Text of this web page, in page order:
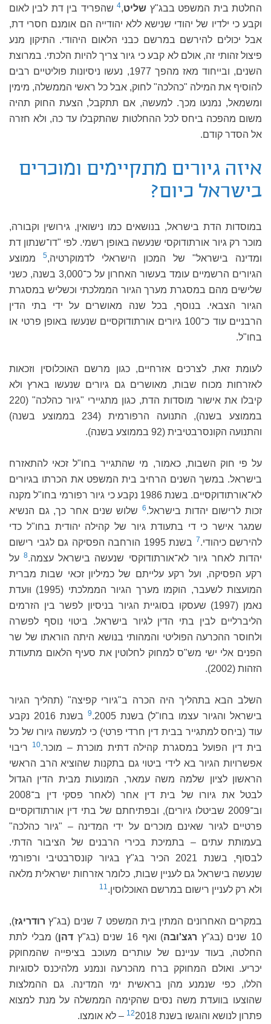
החלטת בית המשפט בבג"ץ שליט,
4שהפריד בין דת לבין לאום
וקבע כי ילדיו של יהודי שנישא ללא יהודייה הם אומנם חסרי דת,
אבל יכולים להירשם במרשם כבני הלאום היהודי. התיקון מנע
פיצול זהותי זה, אולם לא קבע כי גיור צריך להיות הלכתי. במרוצת
השנים, ובייחוד מאז מהפך 1977, נעשו ניסיונות פוליטיים רבים
להוסיף את המילה "כהלכה" לחוק, אבל כל ראשי הממשלה, מימין
ומשמאל, נמנעו מכך. למעשה, אם תתקבל, הצעת החוק תהיה
משום מהפכה ביחס לכל ההחלטות שהתקבלו עד כה, ולא חזרה
אל הסדר קודם.
איזה גיורים מתקיימים ומוכרים
בישראל כיום?
במוסדות הדת בישראל, בנושאים כמו נישואין, גירושין וקבורה,
מוכר רק גיור אורתודוקסי שנעשה באופן רשמי. לפי "דו־שנתון דת
ומדינה בישראל" של המכון הישראלי לדמוקרטיה,5
ממוצע
הגיורים הרשמיים עומד בעשור האחרון על כ־3,000 בשנה, כשני
שלישים מהם במסגרת מערך הגיור הממלכתי וכשליש במסגרת
הגיור הצבאי. בנוסף, בכל שנה מאושרים על ידי בתי הדין
הרבניים עוד כ־100 גיורים אורתודוקסיים שנעשו באופן פרטי או
בחו"ל.
לעומת זאת, לצרכים אזרחיים, כגון מרשם האוכלוסין וזכאות
לאזרחות מכוח שבות, מאושרים גם גיורים שנעשו בארץ ולא
קיבלו את אישור מוסדות הדת, כגון מתגיירי "גיור כהלכה" (220
בממוצע בשנה), התנועה הרפורמית (234 בממוצע בשנה)
והתנועה הקונסרבטיבית (92 בממוצע בשנה).
על פי חוק השבות, כאמור, מי שהתגייר בחו"ל זכאי להתאזרח
בישראל. במשך השנים הרחיב בית המשפט את הכרתו בגיורים
לא־אורתודוקסיים. בשנת 1986 נקבע כי גיור רפורמי בחו"ל מקנה
זכות לרישום יהדות בישראל.6 שלוש שנים אחר כך, גם הנשיא
שמגר אישר כי די בתעודת גיור של קהילה יהודית בחו"ל כדי
להירשם כיהודי.7
בשנת 1995 הורחבה הפסיקה גם לגבי רישום
יהדות לאחר גיור לא־אורתודוקסי שנעשה בישראל עצמה.8על
רקע הפסיקה, ועל רקע עלייתם של כמיליון זכאי שבות מברית
המועצות לשעבר, הוקמו מערך הגיור הממלכתי (1995) וּועדת
נאמן (1997) שעסקו בסוגיית הגיור בניסיון לפשר בין הזרמים
הליברליים לבין בתי הדין לגיור בישראל. ביטוי נוסף לפשרה
ולחוסר ההכרעה הפוליטי והמהותי בנושא היתה הוראתו של שר
הפנים אלי ישי מש"ס למחוק לחלוטין את סעיף הלאום מתעודת
הזהות (2002).
השלב הבא בתהליך היה הכרה ב"גיורי קפיצה" (תהליך הגיור
בישראל והגיור עצמו בחו"ל) בשנת 2005.‎‏
9
בשנת 2016 נקבע
עוד (ביחס למתגייר בבית דין חרדי פרטי) כי למעשה גיורו של כל
בית דין הפועל במסגרת קהילה דתית מוכרת – מוכר.10
ריבוי
אפשרויות הגיור בא לידי ביטוי גם בתקנות שהוציא הרב הראשי
הראשון לציון שלמה משה עמאר, המונעות מבית הדין הגדול
לבטל את גיורו של בית דין אחר (לאחר פסקי דין ב־2008
וב־2009 שביטלו גיורים), ובפתיחתם של בתי דין אורתודוקסיים
פרטיים לגיור שאינם מוכרים על ידי המדינה – "גיור כהלכה"
בעמותת עתים – בתמיכת בכירי הרבנים של הציבור הדתי.
לבסוף, בשנת 2021 הכיר בג"ץ בגיור קונסרבטיבי ורפורמי
שנעשה בישראל גם לעניין שבות, כלומר אזרחות ישראלית מלאה
ולא רק לעניין רישום במרשם האוכלוסין. 11
במקרים האחרונים המתין בית המשפט 7 שנים (בג"ץ רודריגז),
10 שנים (בג"ץ
רגצ'ובה) ואף 16 שנים (בג"ץ דהן) מבלי לתת
החלטה, בעוד עניינם של עותרים מעוכב בציפייה שהמחוקק
יכריע. ואולם המחוקק ברח מהכרעה ונמנע מלהיכנס לסוגיות
הללו, כפי שנמנע מהן בראשית ימי המדינה. גם ההמלצות
שהוצעו בוועדת משה נסים שהקימה הממשלה על מנת למצוא
פתרון לנושא והוגשו בשנת 2018‎‏
12 – לא אומצו.